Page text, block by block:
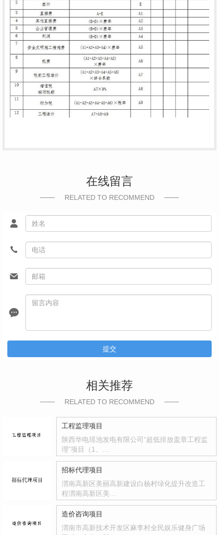
在线留言
RELATED TO RECOMMEND
提交
相关推荐
RELATED TO RECOMMEND
工程监理项目
陕西华电瑶池发电有限公司“超低排放盖章工程监
理”项目（1、…
招标代理项目
渭南高新区美丽高新建设白杨村绿化提升改造工
程渭南高新区美…
造价咨询项目
渭南市高新技术开发区麻李村全民娱乐健身广场